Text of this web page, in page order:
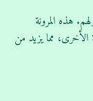
هذه المرونة
الأخرى، مما يزيد من